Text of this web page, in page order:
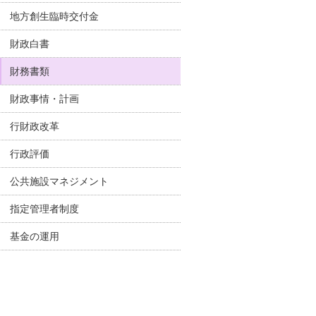
地方創生臨時交付金
財政白書
財務書類
財政事情・計画
行財政改革
行政評価
公共施設マネジメント
指定管理者制度
基金の運用